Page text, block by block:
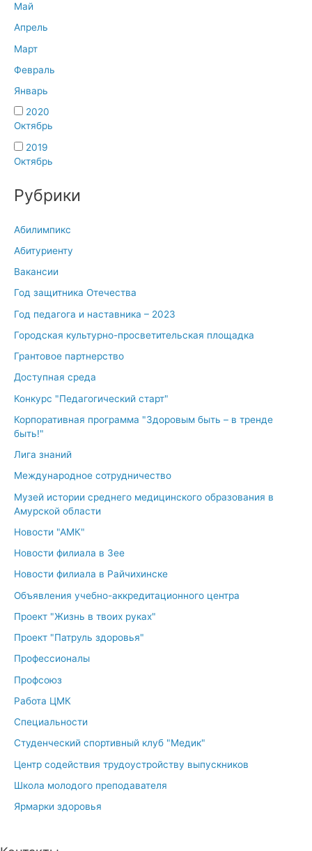
Май
Апрель
Март
Февраль
Январь
2020
Октябрь
2019
Октябрь
Рубрики
Абилимпикс
Абитуриенту
Вакансии
Год защитника Отечества
Год педагога и наставника – 2023
Городская культурно-просветительская площадка
Грантовое партнерство
Доступная среда
Конкурс "Педагогический старт"
Корпоративная программа "Здоровым быть – в тренде
быть!"
Лига знаний
Международное сотрудничество
Музей истории среднего медицинского образования в
Амурской области
Новости "АМК"
Новости филиала в Зее
Новости филиала в Райчихинске
Объявления учебно-аккредитационного центра
Проект "Жизнь в твоих руках"
Проект "Патруль здоровья"
Профессионалы
Профсоюз
Работа ЦМК
Специальности
Студенческий спортивный клуб "Медик"
Центр содействия трудоустройству выпускников
Школа молодого преподавателя
Ярмарки здоровья